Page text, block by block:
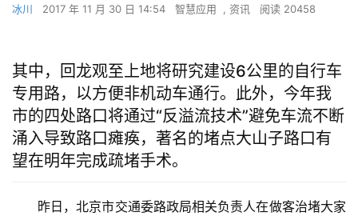
冰川 2017 年 11 月 30 日 14:54 智慧应用 , 资讯 阅读 20458
其中，回龙观至上地将研究建设6公里的自行车
专用路，以方便非机动车通行。此外，今年我
市的四处路口将通过“反溢流技术”避免车流不断
涌入导致路口瘫痪，著名的堵点大山子路口有
望在明年完成疏堵手术。
昨日，北京市交通委路政局相关负责人在做客治堵大家